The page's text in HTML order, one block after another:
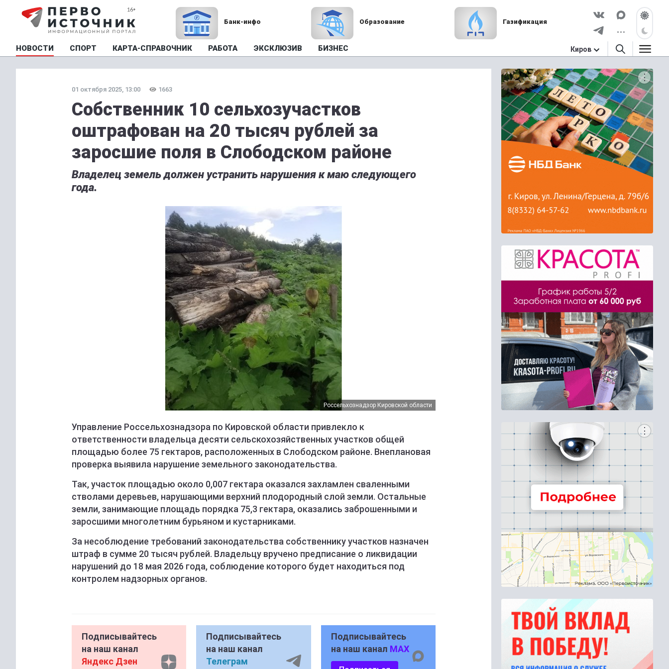
Банк-инфо Образование Газификация
НОВОСТИ СПОРТ КАРТА-СПРАВОЧНИК РАБОТА ЭКСКЛЮЗИВ БИЗНЕС Киров
01 октября 2025, 13:00 1663
Собственник 10 сельхозучастков
оштрафован на 20 тысяч рублей за
заросшие поля в Слободском районе
Владелец земель должен устранить нарушения к маю следующего
года.
Россельхознадзор Кировской области
Управление Россельхознадзора по Кировской области привлекло к
ответственности владельца десяти сельскохозяйственных участков общей
площадью более 75 гектаров, расположенных в Слободском районе. Внеплановая
проверка выявила нарушение земельного законодательства.
Так, участок площадью около 0,007 гектара оказался захламлен сваленными
стволами деревьев, нарушающими верхний плодородный слой земли. Остальные
земли, занимающие площадь порядка 75,3 гектара, оказались заброшенными и
заросшими многолетним бурьяном и кустарниками.
За несоблюдение требований законодательства собственнику участков назначен
штраф в сумме 20 тысяч рублей. Владельцу вручено предписание о ликвидации
нарушений до 18 мая 2026 года, соблюдение которого будет находиться под
контролем надзорных органов.
Подписывайтесь
на наш канал
Яндекс Дзен
Подписывайтесь
на наш канал
Телеграм
Подписывайтесь
на наш канал MAX